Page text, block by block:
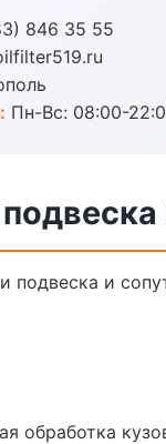
846 35 55
Пн-Вс: 08:00-
подвеска и
обработка